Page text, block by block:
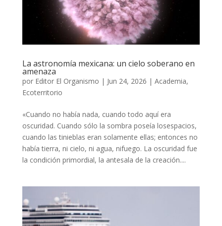
La astronomía mexicana: un cielo soberano en
amenaza
por Editor El Organismo | Jun 24, 2026 | Academia,
Ecoterritorio
«Cuando no había nada, cuando todo aquí era
oscuridad. Cuando sólo la sombra poseía losespacios,
cuando las tinieblas eran solamente ellas; entonces no
había tierra, ni cielo, ni agua, nifuego. La oscuridad fue
la condición primordial, la antesala de la creación....